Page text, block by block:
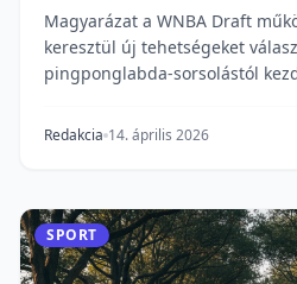
Magyarázat a WNBA Draft
keresztül új tehetségeket
pingponglabda-sorsolástól
Redakcia 14. április 2026
SPORT